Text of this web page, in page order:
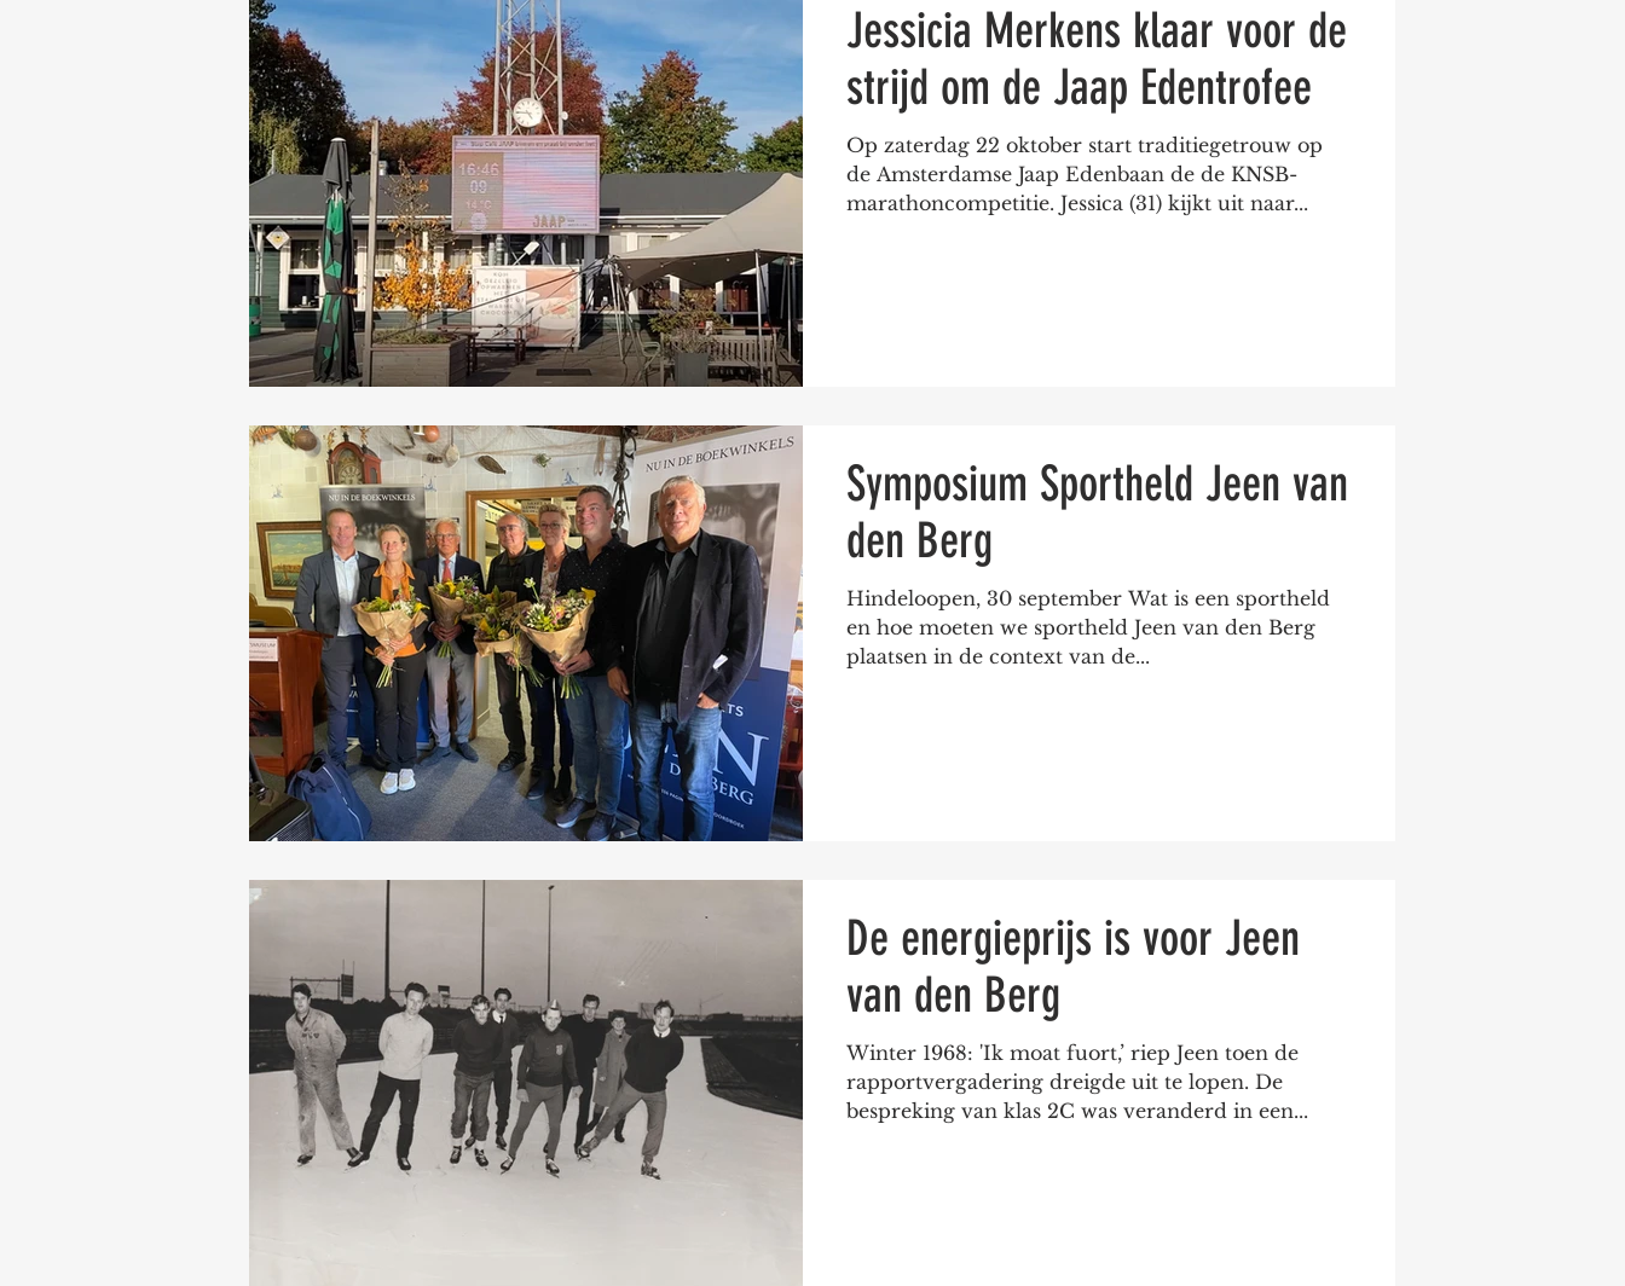
Jessicia Merkens klaar voor de
strijd om de Jaap Edentrofee
Op zaterdag 22 oktober start traditiegetrouw op
de Amsterdamse Jaap Edenbaan de de KNSB-
marathoncompetitie. Jessica (31) kijkt uit naar...
Symposium Sportheld Jeen van
den Berg
Hindeloopen, 30 september Wat is een sportheld
en hoe moeten we sportheld Jeen van den Berg
plaatsen in de context van de...
De energieprijs is voor Jeen
van den Berg
Winter 1968: 'Ik moat fuort,’ riep Jeen toen de
rapportvergadering dreigde uit te lopen. De
bespreking van klas 2C was veranderd in een...